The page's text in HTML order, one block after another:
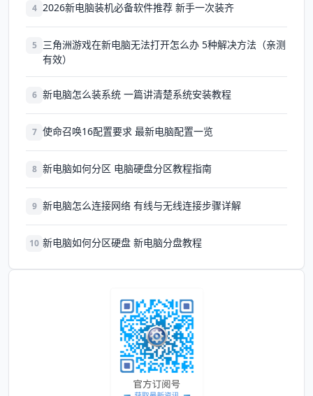
4 2026新电脑装机必备软件推荐 新手一次装齐
5 三角洲游戏在新电脑无法打开怎么办 5种解决方法（亲测
有效）
6 新电脑怎么装系统 一篇讲清楚系统安装教程
7 使命召唤16配置要求 最新电脑配置一览
8 新电脑如何分区 电脑硬盘分区教程指南
9 新电脑怎么连接网络 有线与无线连接步骤详解
10 新电脑如何分区硬盘 新电脑分盘教程